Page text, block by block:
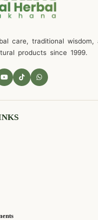
care, traditional wisdom,
products since 1999.